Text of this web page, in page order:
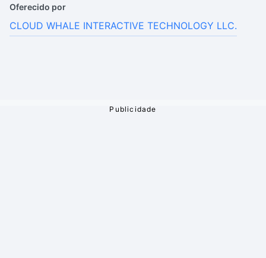
Oferecido por
CLOUD WHALE INTERACTIVE TECHNOLOGY LLC.